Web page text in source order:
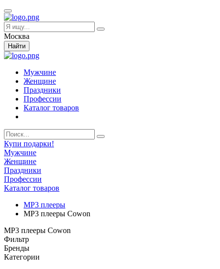
Москва
Найти
Мужчине
Женщине
Праздники
Профессии
Каталог товаров
Купи подарки!
Мужчине
Женщине
Праздники
Профессии
Каталог товаров
MP3 плееры
MP3 плееры Cowon
MP3 плееры Cowon
Фильтр
Бренды
Категории